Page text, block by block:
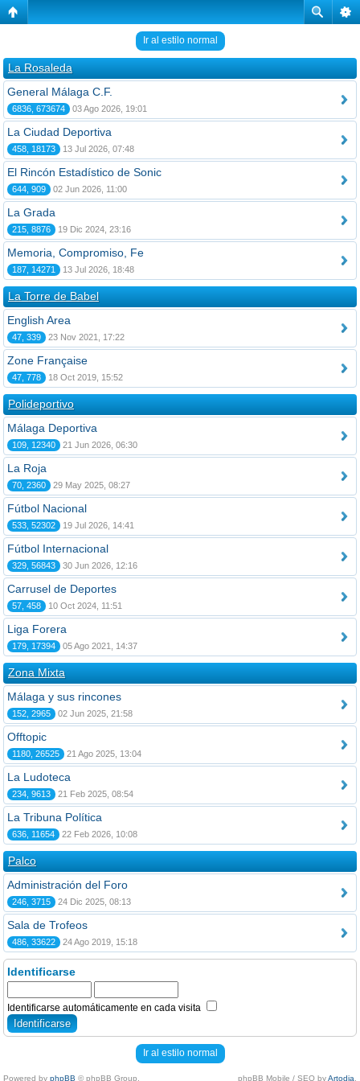
Ir al estilo normal
La Rosaleda
General Málaga C.F.
6836, 673674 03 Ago 2026, 19:01
La Ciudad Deportiva
458, 18173 13 Jul 2026, 07:48
El Rincón Estadístico de Sonic
644, 909 02 Jun 2026, 11:00
La Grada
215, 8876 19 Dic 2024, 23:16
Memoria, Compromiso, Fe
187, 14271 13 Jul 2026, 18:48
La Torre de Babel
English Area
47, 339 23 Nov 2021, 17:22
Zone Française
47, 778 18 Oct 2019, 15:52
Polideportivo
Málaga Deportiva
109, 12340 21 Jun 2026, 06:30
La Roja
70, 2360 29 May 2025, 08:27
Fútbol Nacional
533, 52302 19 Jul 2026, 14:41
Fútbol Internacional
329, 56843 30 Jun 2026, 12:16
Carrusel de Deportes
57, 458 10 Oct 2024, 11:51
Liga Forera
179, 17394 05 Ago 2021, 14:37
Zona Mixta
Málaga y sus rincones
152, 2965 02 Jun 2025, 21:58
Offtopic
1180, 26525 21 Ago 2025, 13:04
La Ludoteca
234, 9613 21 Feb 2025, 08:54
La Tribuna Política
636, 11654 22 Feb 2026, 10:08
Palco
Administración del Foro
246, 3715 24 Dic 2025, 08:13
Sala de Trofeos
486, 33622 24 Ago 2019, 15:18
Identificarse
Identificarse automáticamente en cada visita
Ir al estilo normal
Powered by phpBB © phpBB Group. phpBB Mobile / SEO byArtodia